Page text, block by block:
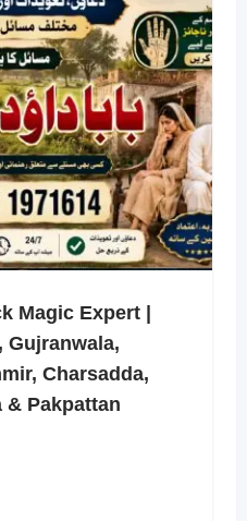
Magic Expert |
Gujranwala,
Charsadda,
& Pakpattan